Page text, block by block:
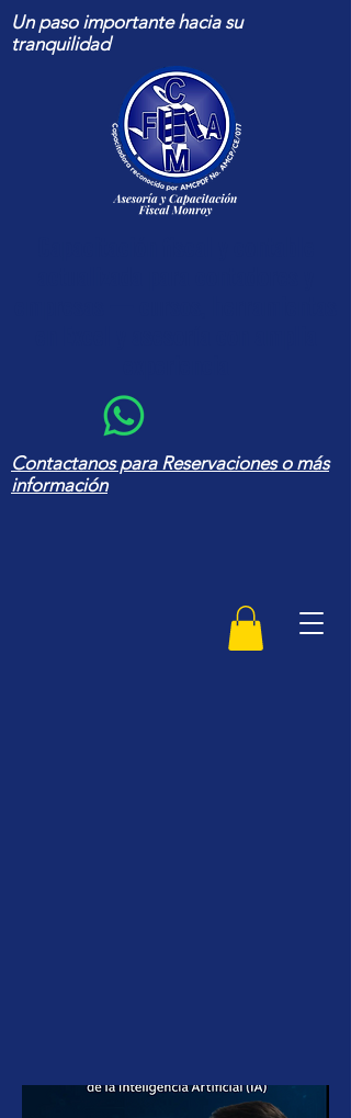
Un paso importante hacia su
tranquilidad
Contactanos para Reservaciones o más
información